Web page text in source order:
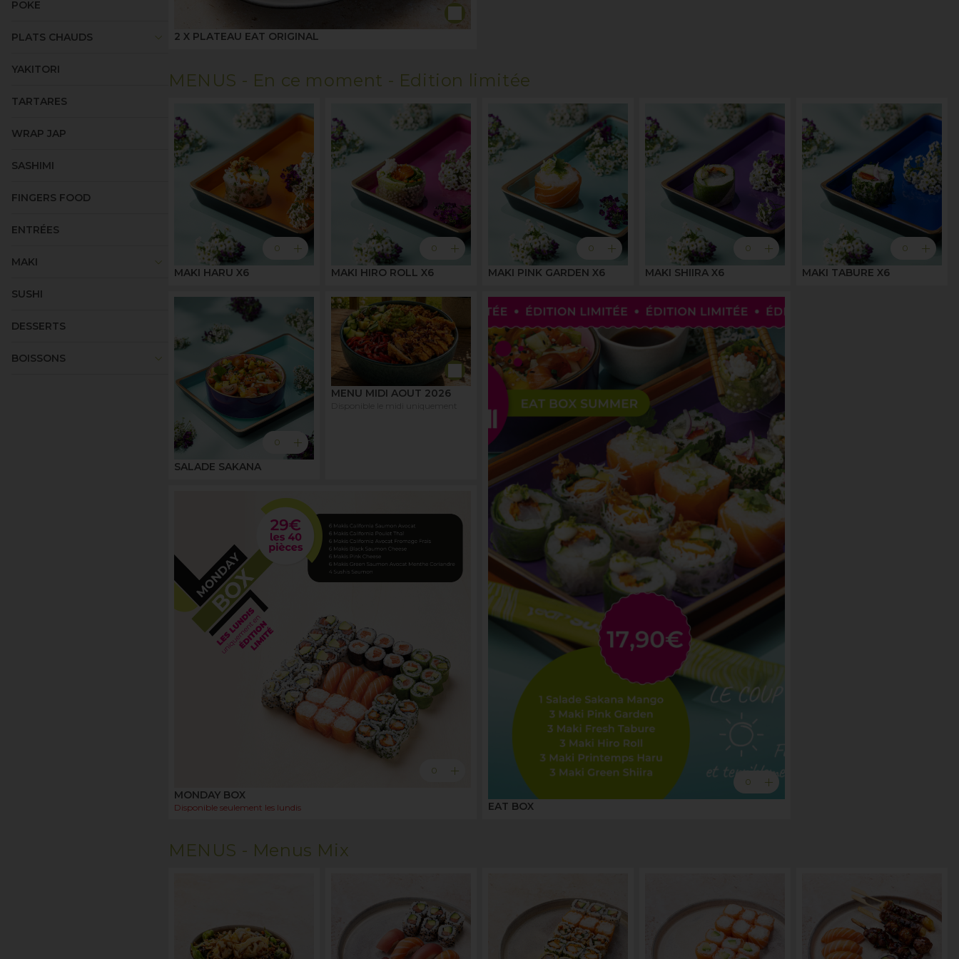
POKE
PLATS CHAUDS keyboard_arrow_down
YAKITORI
TARTARES
WRAP JAP
SASHIMI
FINGERS FOOD
ENTRÉES
MAKI keyboard_arrow_down
SUSHI
DESSERTS
BOISSONS keyboard_arrow_down
2 X PLATEAU EAT ORIGINAL
MENUS - En ce moment - Edition limitée
0 add
MAKI HARU X6
0 add
MAKI HIRO ROLL X6
0 add
MAKI PINK GARDEN X6
0 add
MAKI SHIIRA X6
0 add
MAKI TABURE X6
0 add
SALADE SAKANA
MENU MIDI AOUT 2026
0 add
EAT BOX
0 add
MONDAY BOX
Disponible seulement les lundis
MENUS - Menus Mix